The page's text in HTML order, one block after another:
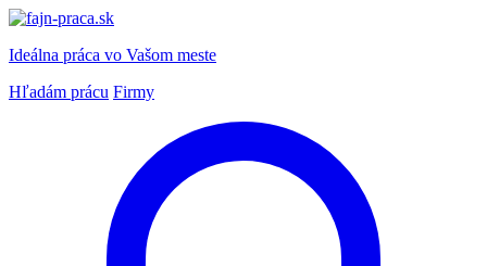
Ideálna práca vo Vašom meste
Hľadám prácu Firmy